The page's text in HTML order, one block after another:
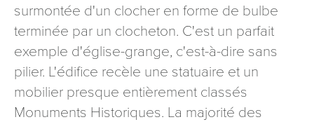
surmontée d'un clocher en forme de bulbe
terminée par un clocheton. C'est un parfait
exemple d'église-grange, c'est-à-dire sans
pilier. L'édifice recèle une statuaire et un
mobilier presque entièrement classés
Monuments Historiques. La majorité des